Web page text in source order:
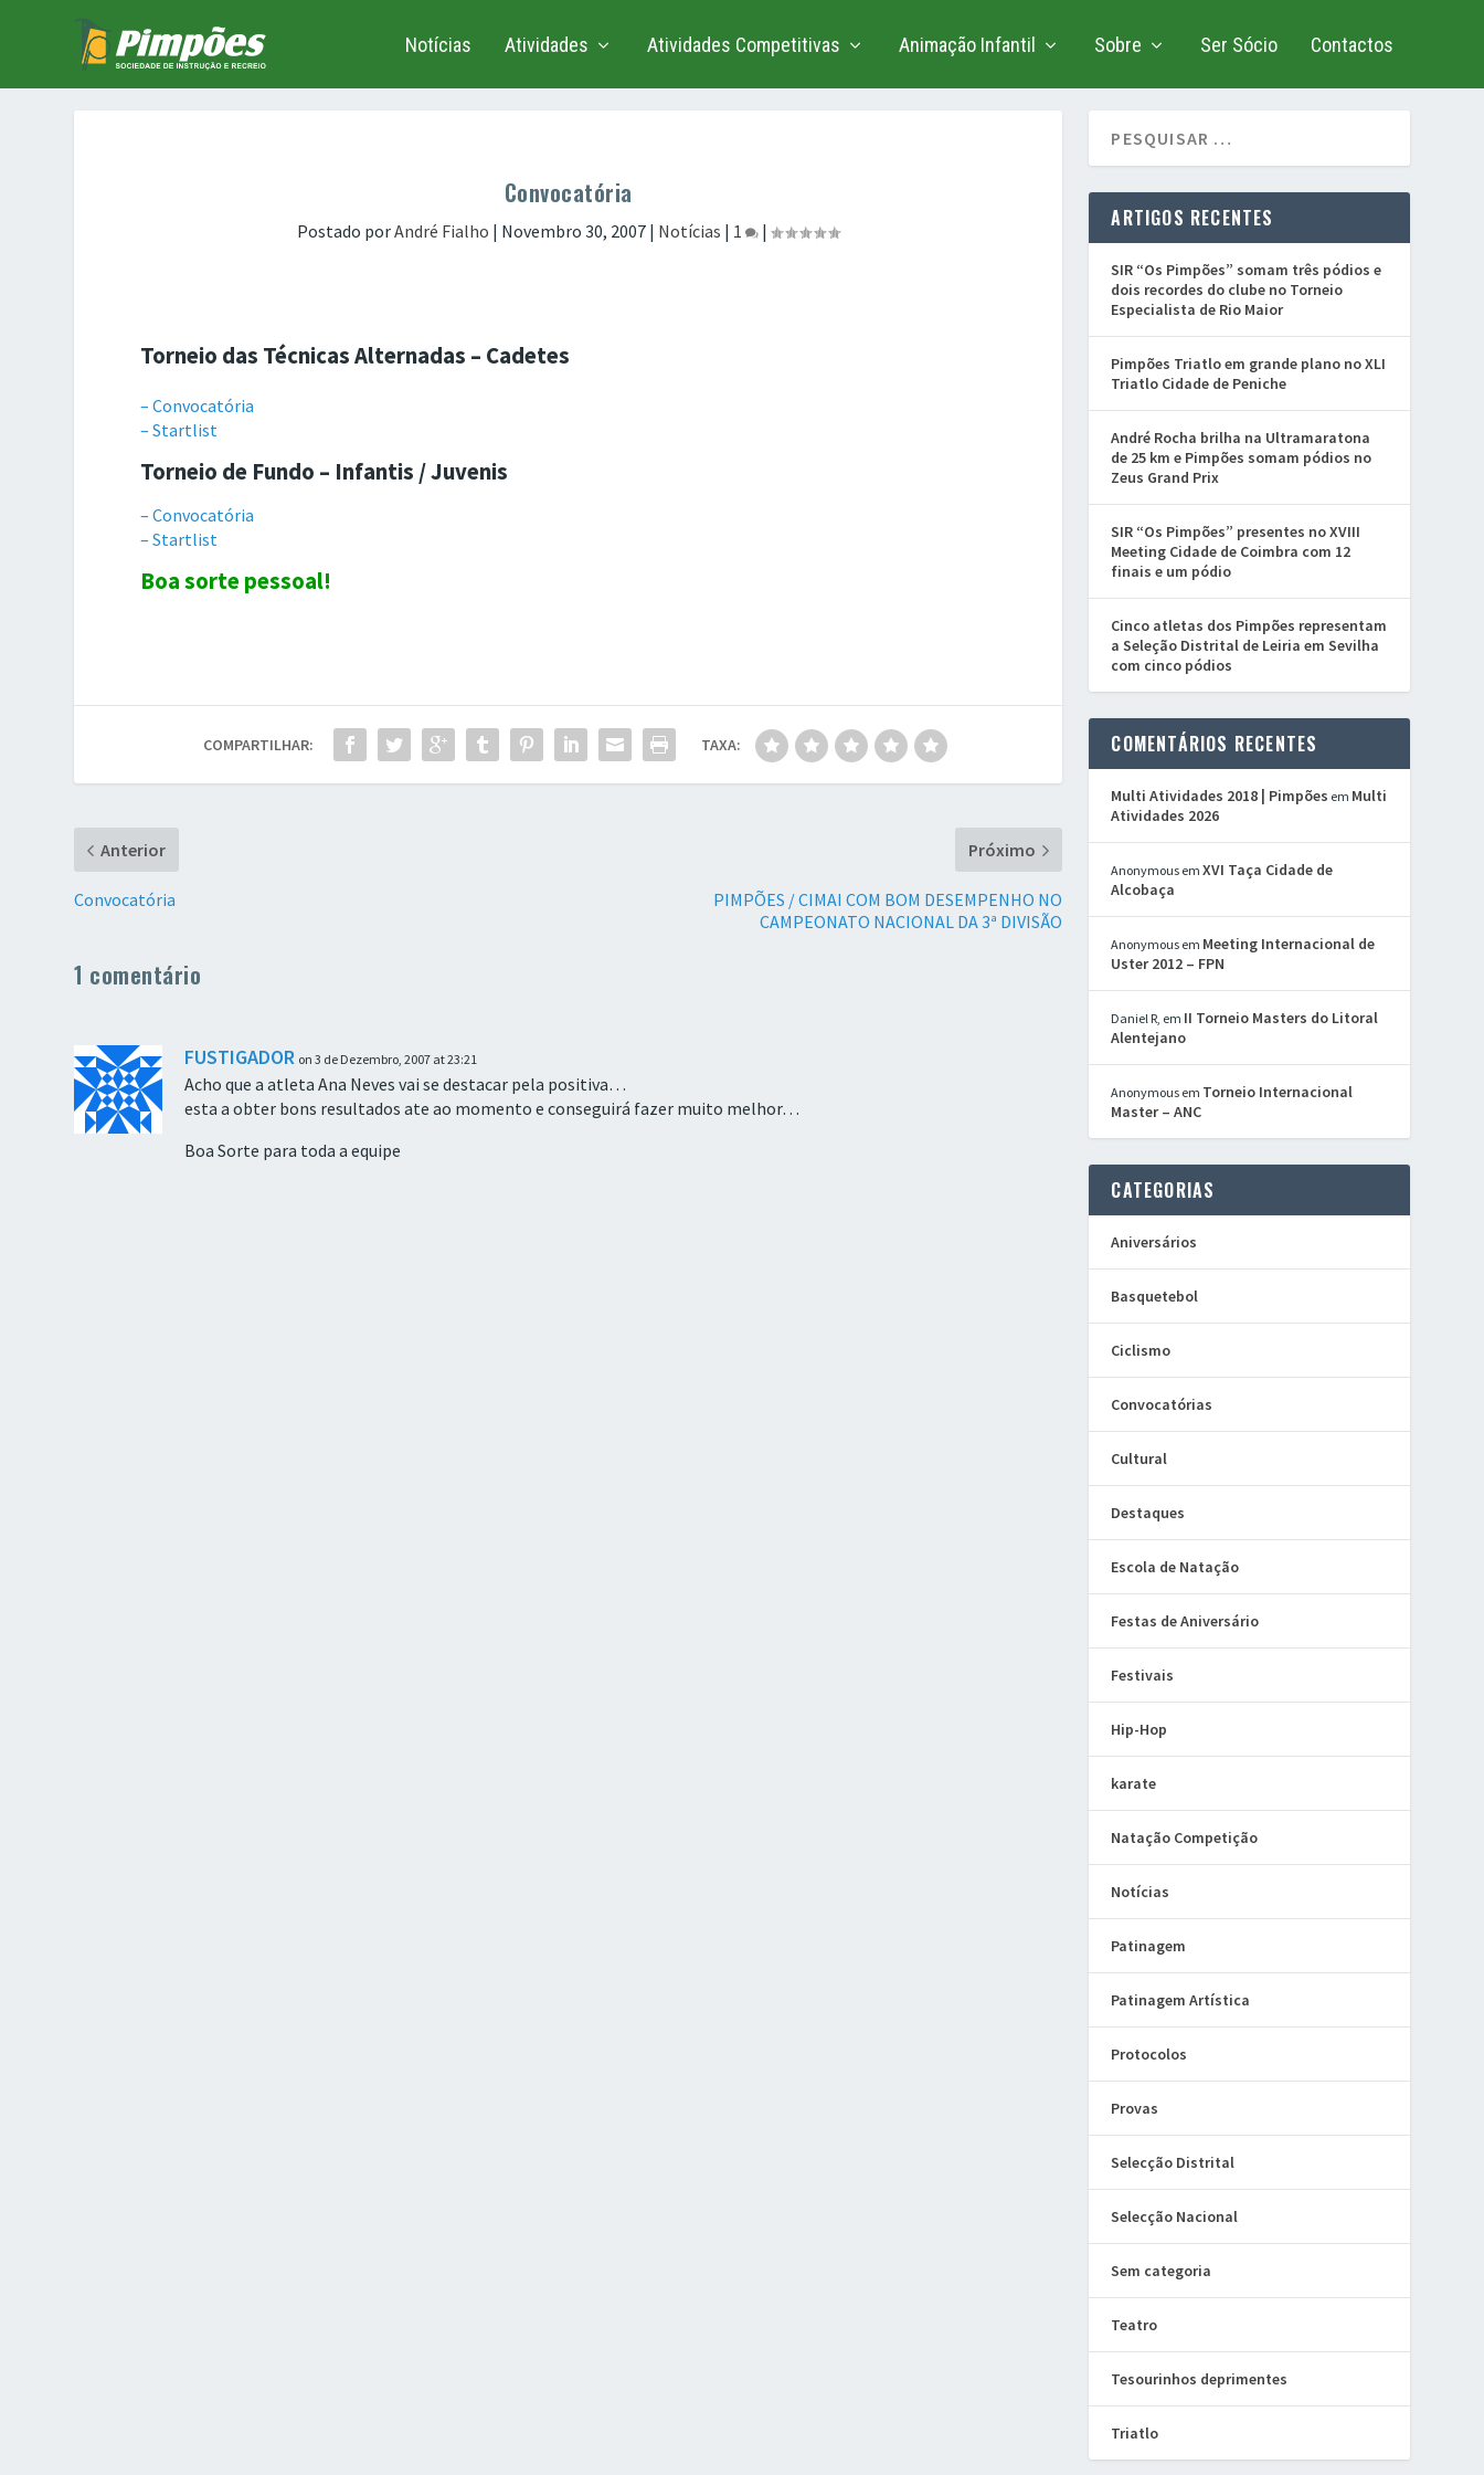
Notícias Atividades Atividades Competitivas Animação Infantil Sobre Ser Sócio Contactos
Convocatória
Postado porAndré Fialho | Novembro 30, 2007 | Notícias | 1 |
Torneio das Técnicas Alternadas – Cadetes
– Convocatória
– Startlist
Torneio de Fundo – Infantis / Juvenis
– Convocatória
– Startlist
Boa sorte pessoal!
COMPARTILHAR: TAXA:
Anterior
Convocatória
Próximo
PIMPÕES / CIMAI COM BOM DESEMPENHO NO
CAMPEONATO NACIONAL DA 3ª DIVISÃO
1 comentário
FUSTIGADOR on 3 de Dezembro, 2007 at 23:21
Acho que a atleta Ana Neves vai se destacar pela positiva…
esta a obter bons resultados ate ao momento e conseguirá fazer muito melhor…
Boa Sorte para toda a equipe
ARTIGOS RECENTES
SIR “Os Pimpões” somam três pódios e
dois recordes do clube no Torneio
Especialista de Rio Maior
Pimpões Triatlo em grande plano no XLI
Triatlo Cidade de Peniche
André Rocha brilha na Ultramaratona
de 25 km e Pimpões somam pódios no
Zeus Grand Prix
SIR “Os Pimpões” presentes no XVIII
Meeting Cidade de Coimbra com 12
finais e um pódio
Cinco atletas dos Pimpões representam
a Seleção Distrital de Leiria em Sevilha
com cinco pódios
COMENTÁRIOS RECENTES
Multi Atividades 2018 | Pimpões em Multi
Atividades 2026
Anonymous emXVI Taça Cidade de
Alcobaça
Anonymous em Meeting Internacional de
Uster 2012 – FPN
Daniel R, em II Torneio Masters do Litoral
Alentejano
Anonymous em Torneio Internacional
Master – ANC
CATEGORIAS
Aniversários
Basquetebol
Ciclismo
Convocatórias
Cultural
Destaques
Escola de Natação
Festas de Aniversário
Festivais
Hip-Hop
karate
Natação Competição
Notícias
Patinagem
Patinagem Artística
Protocolos
Provas
Selecção Distrital
Selecção Nacional
Sem categoria
Teatro
Tesourinhos deprimentes
Triatlo